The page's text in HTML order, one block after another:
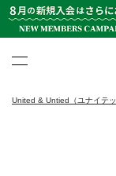
United & Untied（ユナイテ